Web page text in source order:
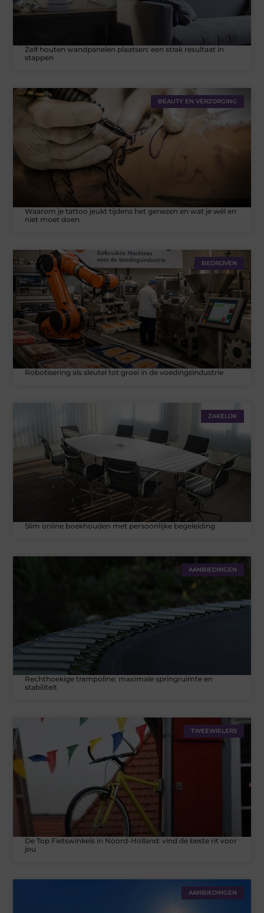
Zelf houten wandpanelen plaatsen: een strak resultaat in
stappen
BEAUTY EN VERZORGING
Waarom je tattoo jeukt tijdens het genezen en wat je wél en
niet moet doen
BEDRIJVEN
Robotisering als sleutel tot groei in de voedingsindustrie
ZAKELIJK
Slim online boekhouden met persoonlijke begeleiding
AANBIEDINGEN
Rechthoekige trampoline: maximale springruimte en
stabiliteit
TWEEWIELERS
De Top Fietswinkels in Noord-Holland: vind de beste rit voor
jou
AANBIEDINGEN